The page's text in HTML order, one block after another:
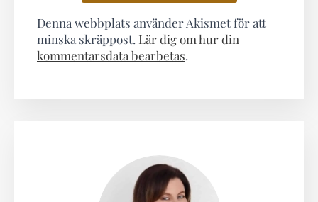
Denna webbplats använder Akismet för att
minska skräppost. Lär dig om hur din
kommentarsdata bearbetas.